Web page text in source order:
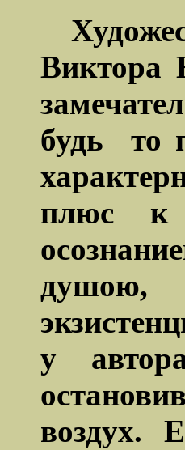
Виктора
будь
то
плюс к
у
воздух.